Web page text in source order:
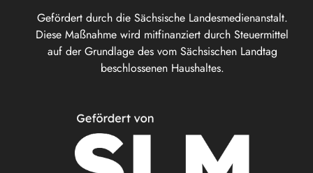
Gefördert durch die Sächsische Landesmedienanstalt.
Diese Maßnahme wird mitfinanziert durch Steuermittel
auf der Grundlage des vom Sächsischen Landtag
beschlossenen Haushaltes.